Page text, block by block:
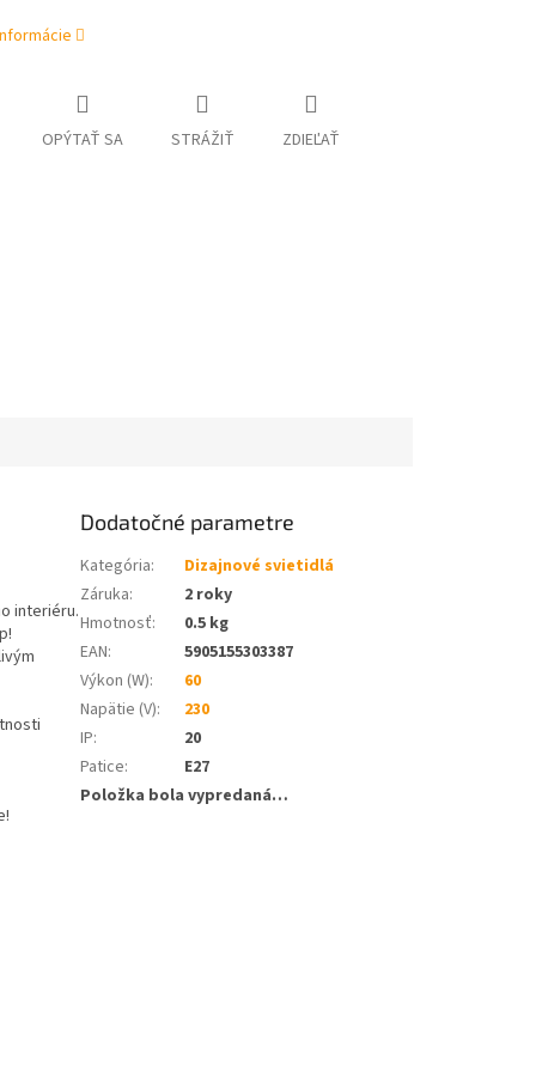
OPÝTAŤ SA STRÁŽIŤ ZDIEĽAŤ
interiéru.
Dodatočné parametre
Kategória:
Dizajnové svietidlá
Záruka:
2 roky
Hmotnosť:
0.5 kg
EAN:
5905155303387
Výkon (W):
60
Napätie (V):
230
IP:
20
Patice:
E27
Položka bola vypredaná…